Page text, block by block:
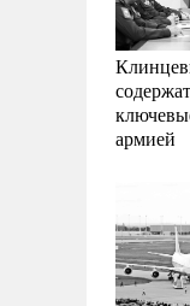
армией